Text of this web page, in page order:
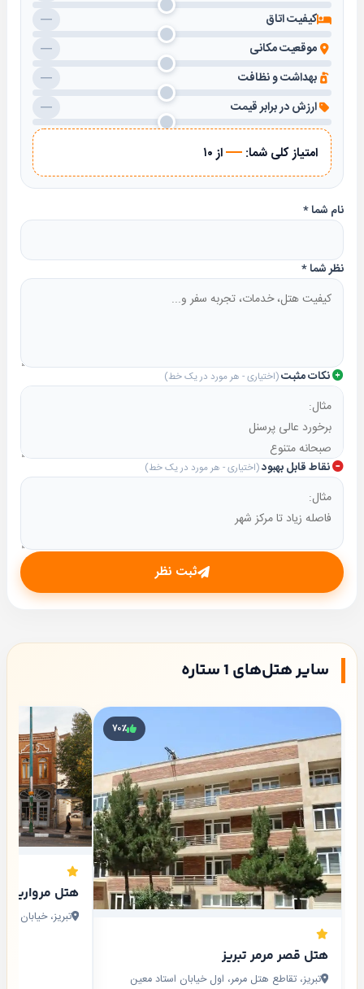
نام شما*
نظر شما*
نکات مثبت(اختیاری - هر مورد در یک خط)
نقاط قابل بهبود(اختیاری - هر مورد در یک خط)
ثبت نظر
کیفیت اتاق
—
موقعیت مکانی
—
بهداشت و نظافت
—
ارزش در برابر قیمت
—
امتیاز کلی شما: —از ۱۰
سایر هتل‌های 1 ستاره
۷۰٪
هتل قصر مرمر تبریز
تبریز، تقاطع هتل مرمر، اول خیابان استاد معین
هتل مروارید
تبریز، خیابان